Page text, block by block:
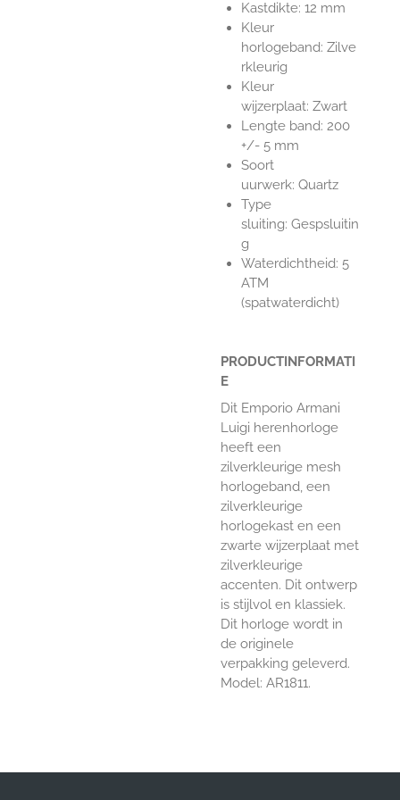
Kastdikte: 12 mm
Kleur
horlogeband: Zilve
rkleurig
Kleur
wijzerplaat: Zwart
Lengte band: 200
+/- 5 mm
Soort
uurwerk: Quartz
Type
sluiting: Gespsluitin
g
Waterdichtheid: 5
ATM
(spatwaterdicht)
PRODUCTINFORMATI
E
Dit Emporio Armani
Luigi herenhorloge
heeft een
zilverkleurige mesh
horlogeband, een
zilverkleurige
horlogekast en een
zwarte wijzerplaat met
zilverkleurige
accenten. Dit ontwerp
is stijlvol en klassiek.
Dit horloge wordt in
de originele
verpakking geleverd.
Model: AR1811.